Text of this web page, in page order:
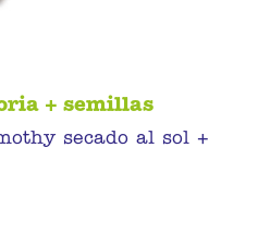
+ semillas
secado al sol +